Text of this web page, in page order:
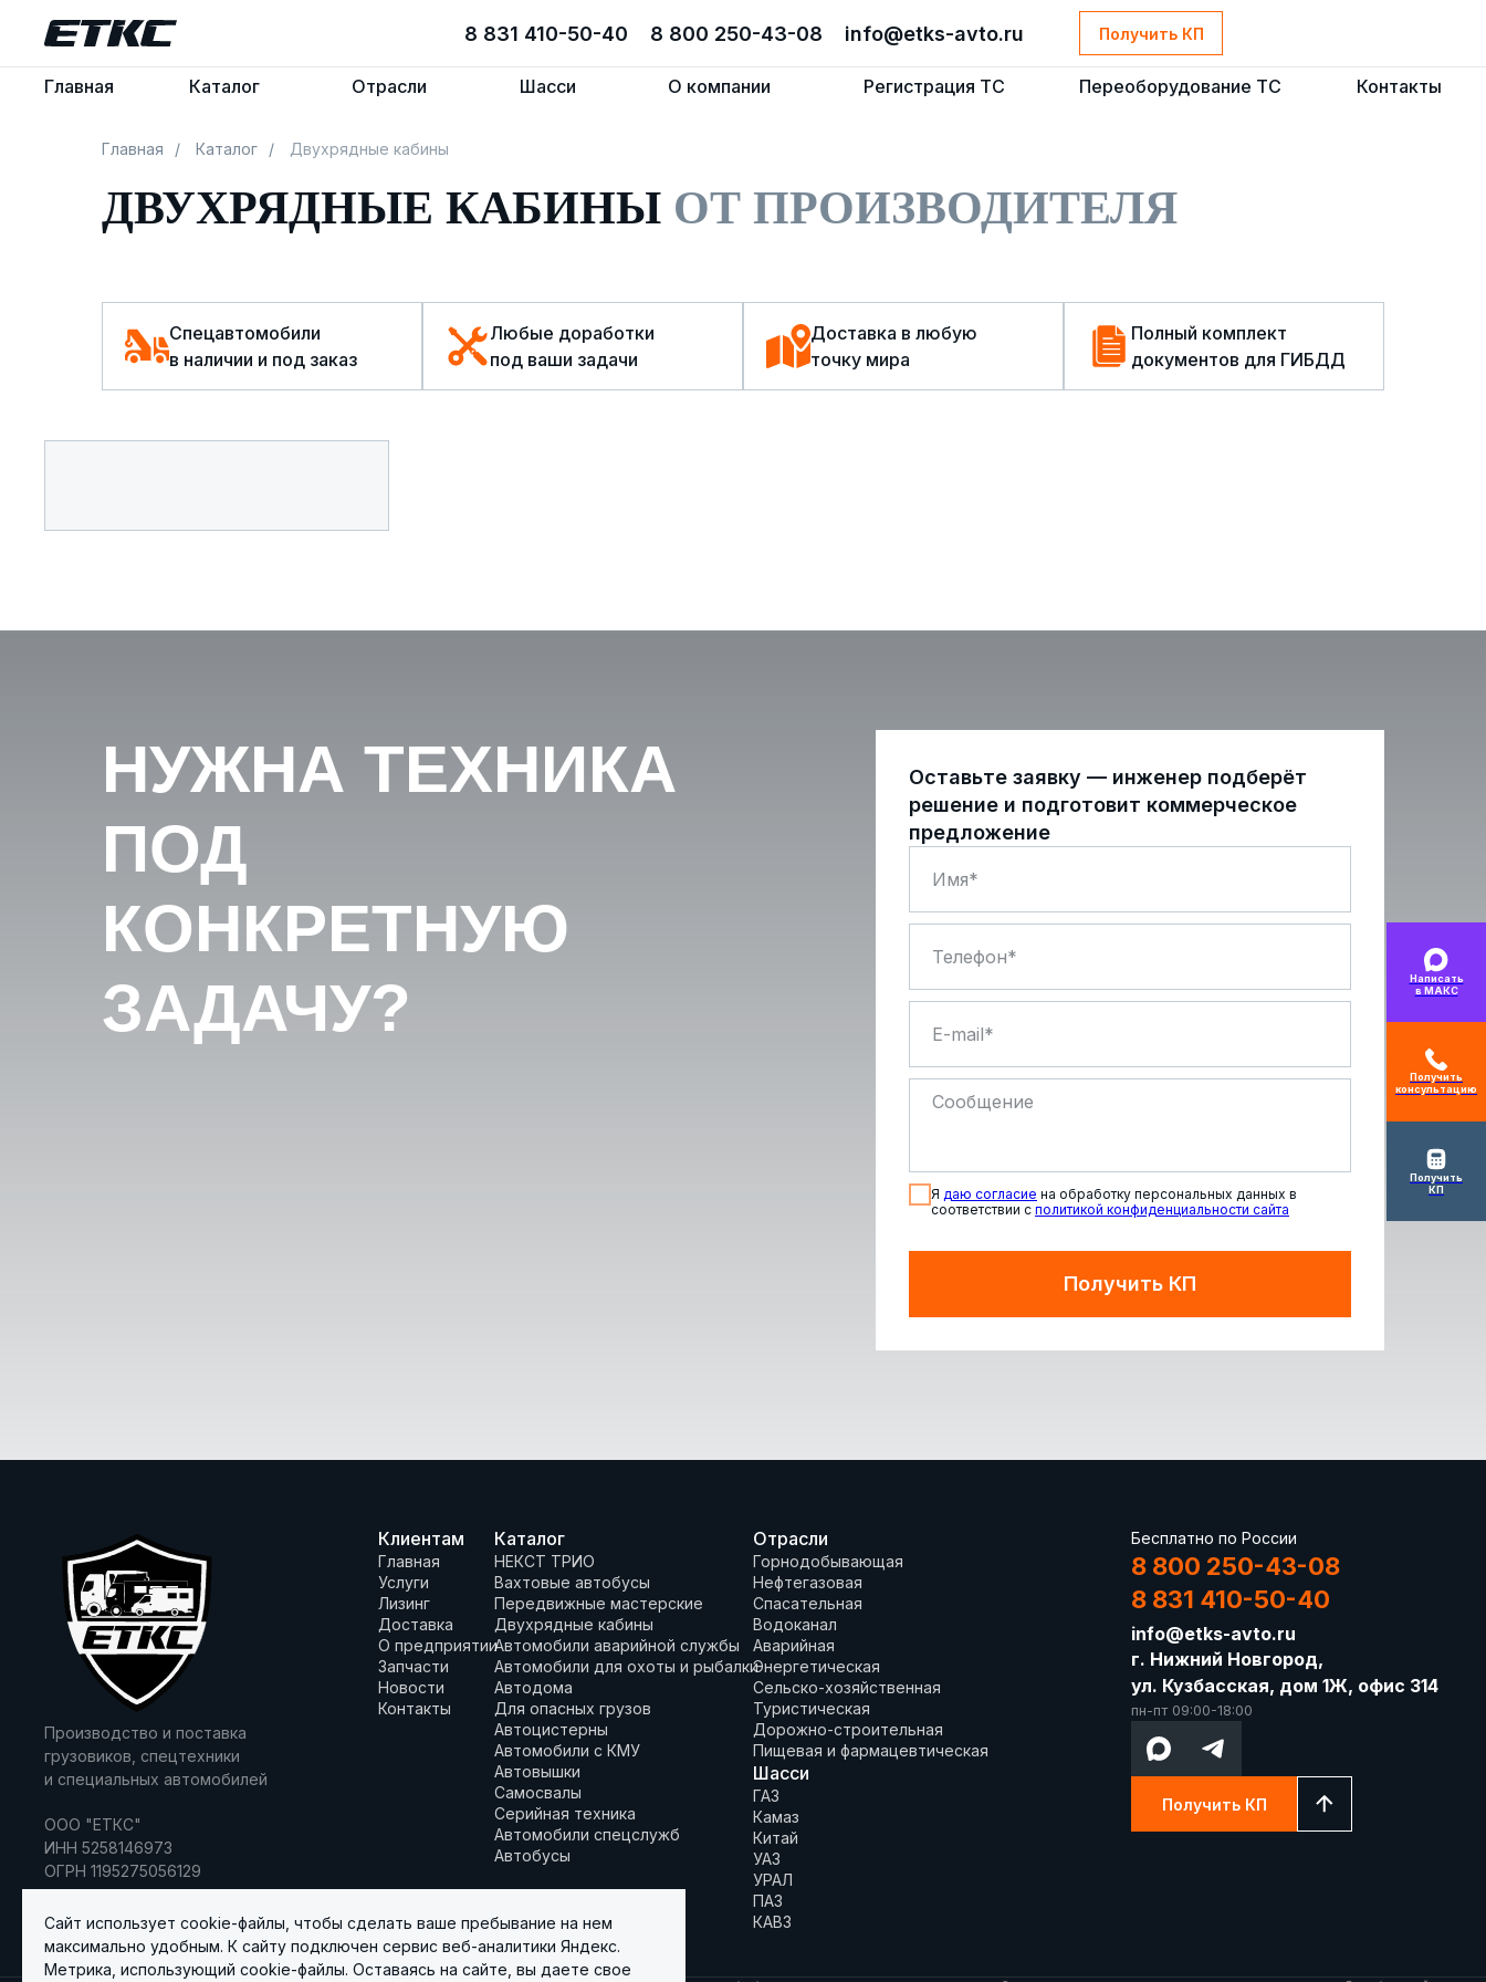
8 831 410-50-40 8 800 250-43-08 info@etks-avto.ru Получить КП
Главная Каталог Отрасли Шасси О компании Регистрация ТС Переоборудование ТС Контакты
8 831 410-50-40 8 800 250-43-08 info@etks-avto.ru Получить КП
Главная Каталог Отрасли Шасси О компании Регистрация ТС Переоборудование ТС Контакты
Главная / Каталог / Двухрядные кабины
ДВУХРЯДНЫЕ КАБИНЫ ОТ ПРОИЗВОДИТЕЛЯ
Спецавтомобили
в наличии и под заказ
Любые доработки
под ваши задачи
Доставка в любую
точку мира
Полный комплект
документов для ГИБДД
НУЖНА ТЕХНИКА
ПОД
КОНКРЕТНУЮ
ЗАДАЧУ?
Оставьте заявку — инженер подберёт
решение и подготовит коммерческое
предложение
Я даю согласие на обработку персональных данных в
соответствии с политикой конфиденциальности сайта
Получить КП
Производство и поставка
грузовиков, спецтехники
и специальных автомобилей
ООО "ЕТКС"
ИНН 5258146973
ОГРН 1195275056129
Клиентам
Главная
Услуги
Лизинг
Доставка
О предприятии
Запчасти
Новости
Контакты
Каталог
НЕКСТ ТРИО
Вахтовые автобусы
Передвижные мастерские
Двухрядные кабины
Автомобили аварийной службы
Автомобили для охоты и рыбалки
Автодома
Для опасных грузов
Автоцистерны
Автомобили с КМУ
Автовышки
Самосвалы
Серийная техника
Автомобили спецслужб
Автобусы
Отрасли
Горнодобывающая
Нефтегазовая
Спасательная
Водоканал
Аварийная
Энергетическая
Сельско-хозяйственная
Туристическая
Дорожно-строительная
Пищевая и фармацевтическая
Шасси
ГАЗ
Камаз
Китай
УАЗ
УРАЛ
ПАЗ
КАВЗ
Бесплатно по России
8 800 250-43-08
8 831 410-50-40
info@etks-avto.ru
г. Нижний Новгород,
ул. Кузбасская, дом 1Ж, офис 314
пн-пт 09:00-18:00
Получить КП
Сайт использует cookie-файлы, чтобы сделать ваше пребывание на нем
максимально удобным. К cайту подключен сервис веб-аналитики Яндекс.
Метрика, использующий cookie-файлы. Оставаясь на сайте, вы даете свое
Написать
в МАКС
Получить
консультацию
Получить
КП